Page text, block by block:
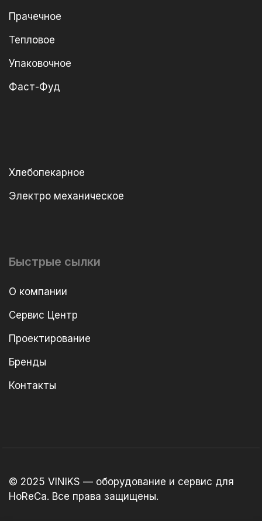
Прачечное
Тепловое
Упаковочное
Фаст-Фуд
Хлебопекарное
Электро механическое
Быстрые сылки
О компании
Сервис Центр
Проектирование
Бренды
Контакты
© 2025 VINIKS — оборудование и сервис для
HoReCa. Все права защищены.